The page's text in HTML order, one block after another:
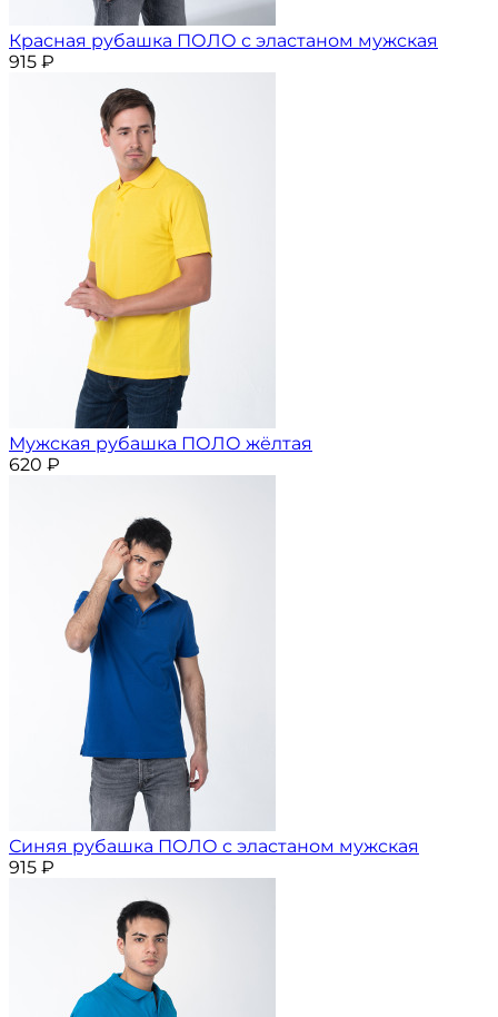
Красная рубашка ПОЛО с эластаном мужская
915 ₽
Мужская рубашка ПОЛО жёлтая
620 ₽
Синяя рубашка ПОЛО с эластаном мужская
915 ₽